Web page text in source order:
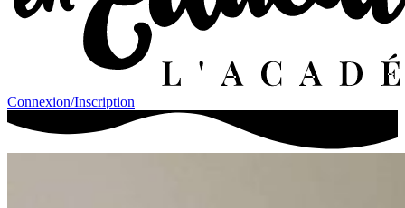
Connexion/Inscription